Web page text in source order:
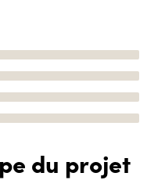
du projet